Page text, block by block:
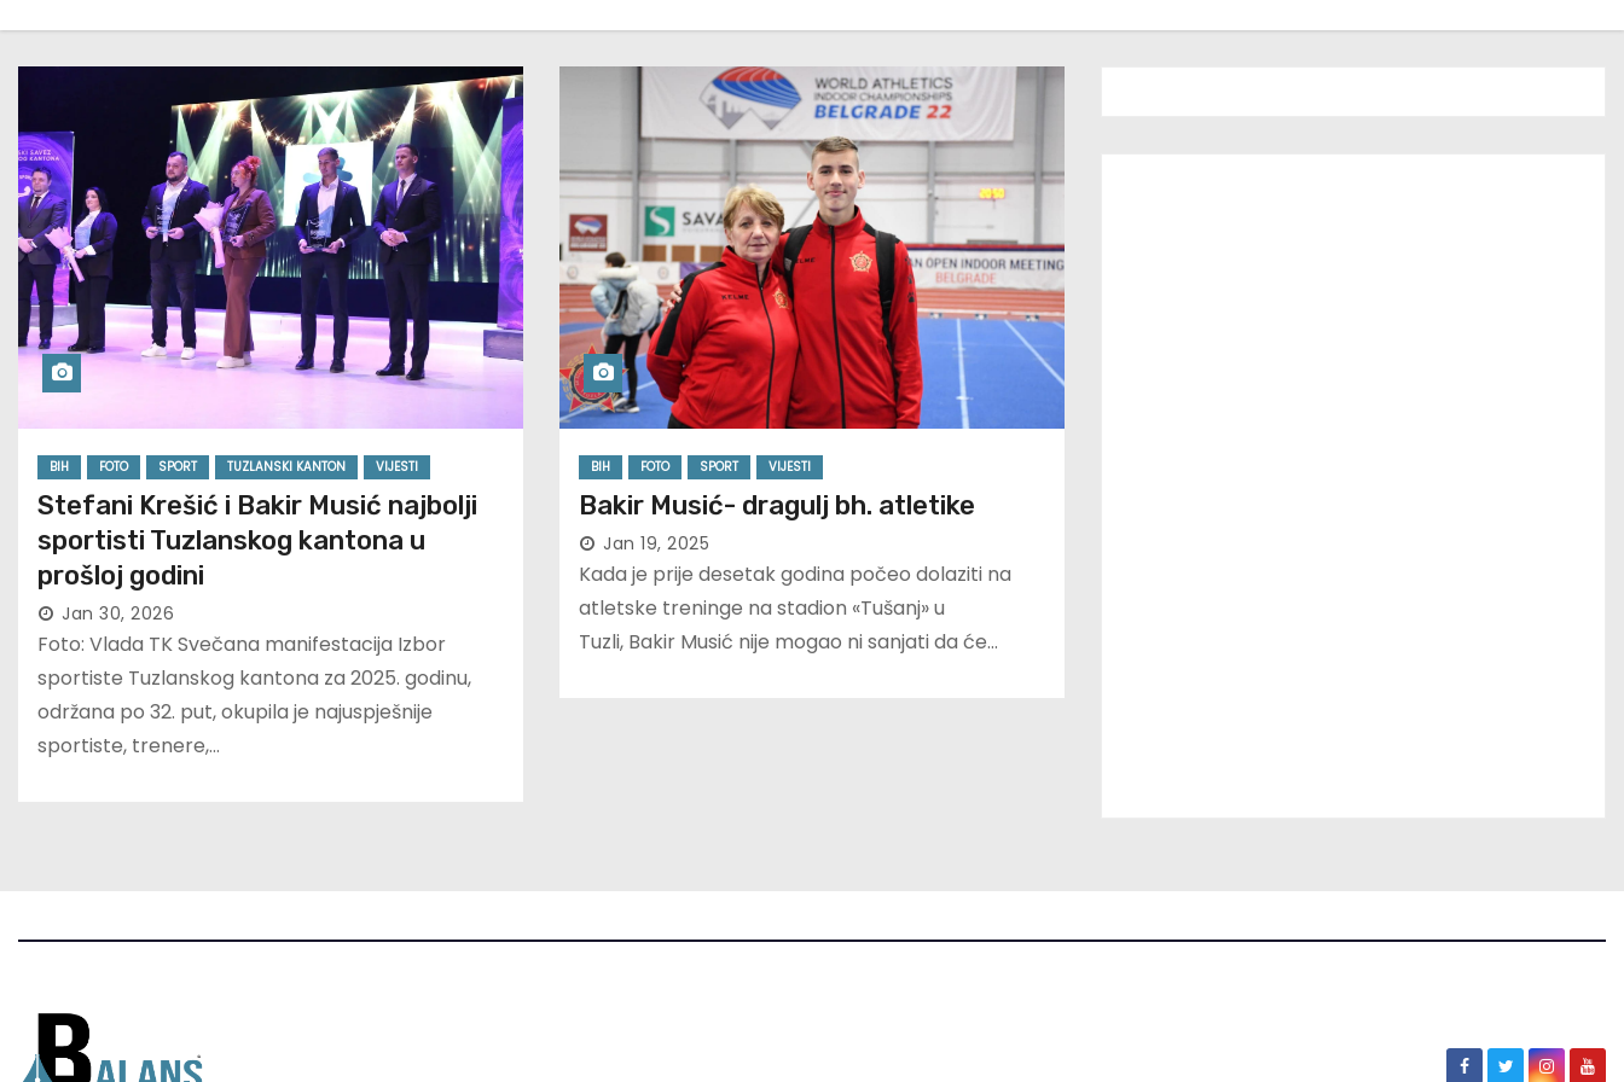
BIH FOTO SPORT TUZLANSKI KANTON VIJESTI
Stefani Krešić i Bakir Musić najbolji
sportisti Tuzlanskog kantona u
prošloj godini
Jan 30, 2026
Foto: Vlada TK Svečana manifestacija Izbor
sportiste Tuzlanskog kantona za 2025. godinu,
održana po 32. put, okupila je najuspješnije
sportiste, trenere,…
BIH FOTO SPORT VIJESTI
Bakir Musić- dragulj bh. atletike
Jan 19, 2025
Kada je prije desetak godina počeo dolaziti na
atletske treninge na stadion «Tušanj» u
Tuzli, Bakir Musić nije mogao ni sanjati da će…